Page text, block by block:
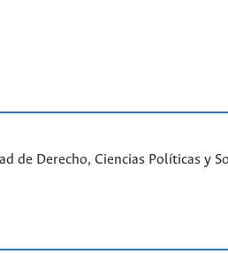
de Derecho, Ciencias Políticas y